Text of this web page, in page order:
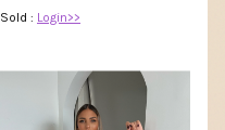
Sold : Login>>